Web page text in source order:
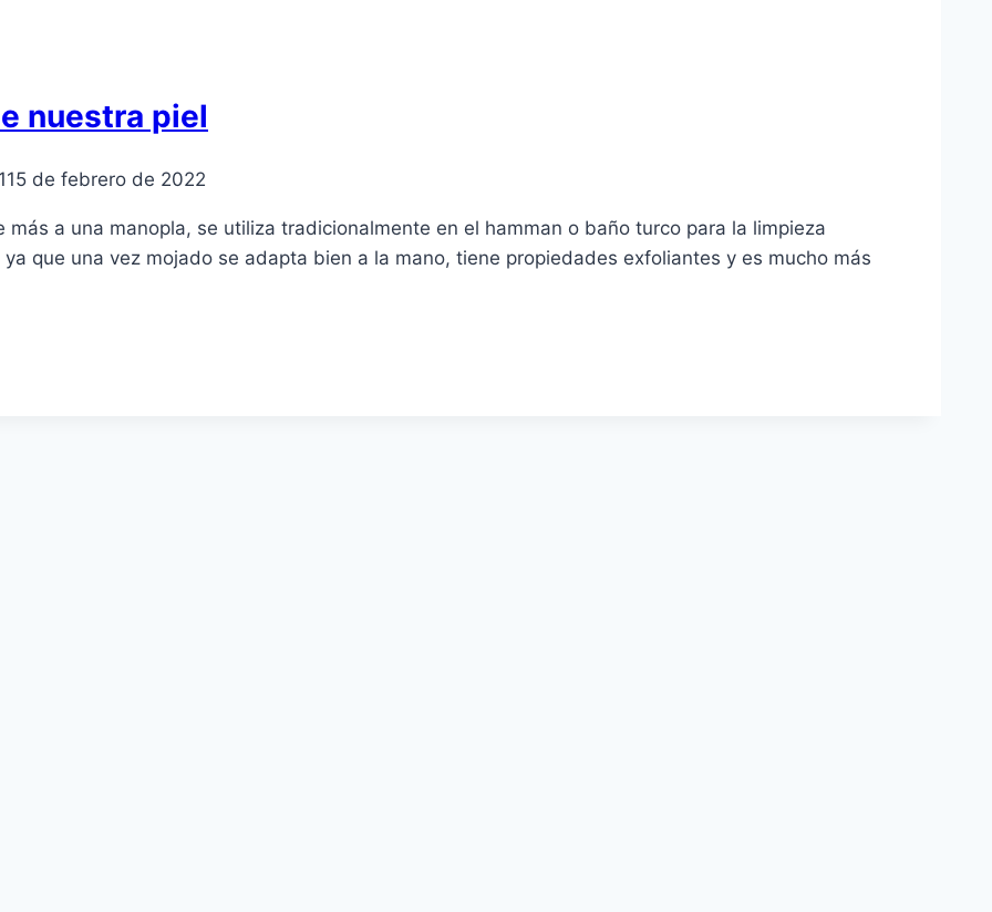
nuestra piel
15 de febrero de 2022
a una manopla, se utiliza tradicionalmente en el hamman o baño turco para la limpieza
que una vez mojado se adapta bien a la mano, tiene propiedades exfoliantes y es mucho más